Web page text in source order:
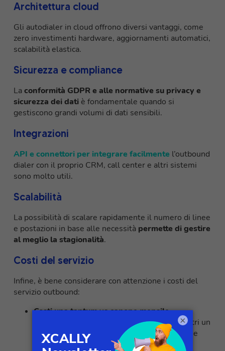
Architettura cloud
Gli autodialer in cloud offrono diversi vantaggi, come
zero investimenti hardware, aggiornamenti automatici,
scalabilità elastica.
Sicurezza e compliance
Laconformità GDPR e alle normative su privacy e
sicurezza dei dati è fondamentale quando si
gestiscono grandi volumi di dati sensibili.
Integrazioni
API e connettori per integrare facilmente l’outbound
dialer con il proprio CRM, call center e altri sistemi
sono molto utili.
Scalabilità
La possibilità di scalare rapidamente il numero di linee
e postazioni in base alle necessità permette di gestire
al meglio la stagionalità.
Costi del servizio
Infine, è bene considerare con attenzione i costi del
servizio outbound:
Costi una tantum vs canone mensile
Alcuni servizi prevedono costi fissi iniziali altri un
canone mensile. Meglio valutare costi totali e
flessibilità.
×